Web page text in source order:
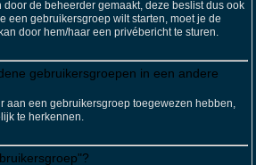
de beheerder gemaakt, deze beslist dus ook
een gebruikersgroep wilt starten, moet je de
door hem/haar een privébericht te sturen.
gebruikersgroepen in een andere
aan een gebruikersgroep toegewezen hebben,
te herkennen.